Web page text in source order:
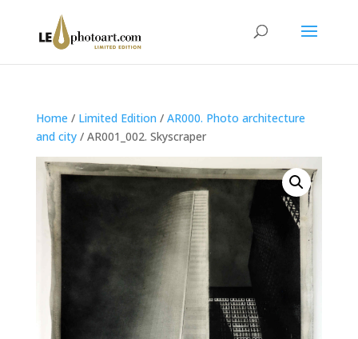
Home / Limited Edition / AR000. Photo architecture
and city/ AR001_002. Skyscraper